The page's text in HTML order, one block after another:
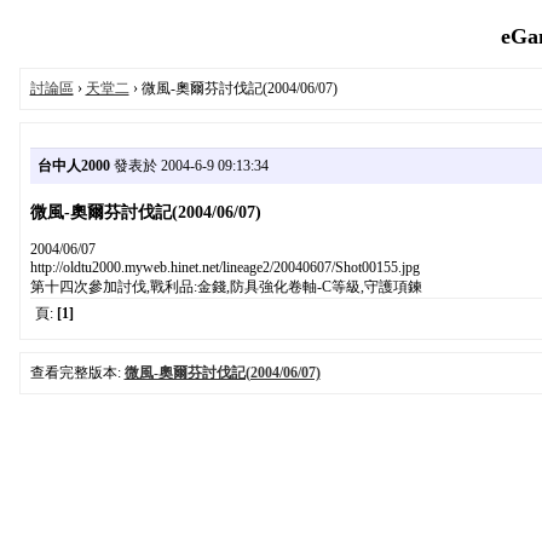
討論區 › 天堂二› 微風-奧爾芬討伐記(2004/06/07)
台中人2000發表於 2004-6-9 09:13:34
微風-奧爾芬討伐記(2004/06/07)
2004/06/07
http://oldtu2000.myweb.hinet.net/lineage2/20040607/Shot00155.jpg
第十四次參加討伐,戰利品:金錢,防具強化卷軸-C等級,守護項鍊
頁: [1]
查看完整版本: 微風-奧爾芬討伐記(2004/06/07)